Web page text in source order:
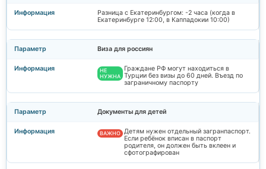
Разница с Екатеринбургом: -2 часа (когда в
Екатеринбурге 12:00, в Каппадокии 10:00)
Виза для россиян
НЕ
НУЖНА
Граждане РФ могут находиться в
Турции без визы до 60 дней. Въезд по
заграничному паспорту
Документы для детей
ВАЖНО Детям нужен отдельный загранпаспорт.
Если ребёнок вписан в паспорт
родителя, он должен быть вклеен и
сфотографирован